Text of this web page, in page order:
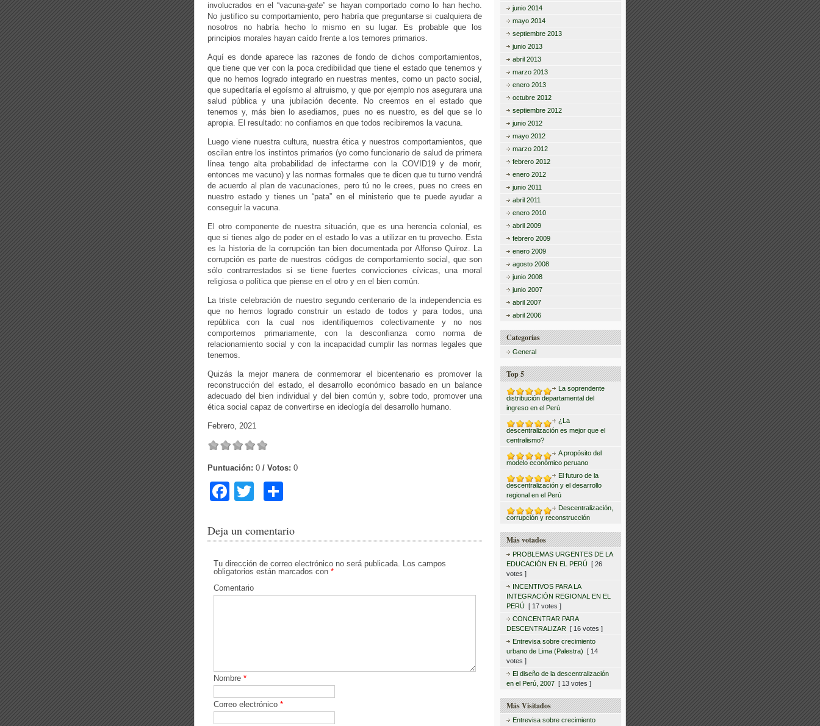
involucrados en el “vacuna-gate” se hayan comportado como lo han hecho.
No justifico su comportamiento, pero habría que preguntarse si cualquiera de
nosotros no habría hecho lo mismo en su lugar. Es probable que los
principios morales hayan caído frente a los temores primarios.
Aquí es donde aparece las razones de fondo de dichos comportamientos,
que tiene que ver con la poca credibilidad que tiene el estado que tenemos y
que no hemos logrado integrarlo en nuestras mentes, como un pacto social,
que supeditaría el egoísmo al altruismo, y que por ejemplo nos asegurara una
salud pública y una jubilación decente. No creemos en el estado que
tenemos y, más bien lo asediamos, pues no es nuestro, es del que se lo
apropia. El resultado: no confiamos en que todos recibiremos la vacuna.
Luego viene nuestra cultura, nuestra ética y nuestros comportamientos, que
oscilan entre los instintos primarios (yo como funcionario de salud de primera
línea tengo alta probabilidad de infectarme con la COVID19 y de morir,
entonces me vacuno) y las normas formales que te dicen que tu turno vendrá
de acuerdo al plan de vacunaciones, pero tú no le crees, pues no crees en
nuestro estado y tienes un “pata” en el ministerio que te puede ayudar a
conseguir la vacuna.
El otro componente de nuestra situación, que es una herencia colonial, es
que si tienes algo de poder en el estado lo vas a utilizar en tu provecho. Esta
es la historia de la corrupción tan bien documentada por Alfonso Quiroz. La
corrupción es parte de nuestros códigos de comportamiento social, que son
sólo contrarrestados si se tiene fuertes convicciones cívicas, una moral
religiosa o política que piense en el otro y en el bien común.
La triste celebración de nuestro segundo centenario de la independencia es
que no hemos logrado construir un estado de todos y para todos, una
república con la cual nos identifiquemos colectivamente y no nos
comportemos primariamente, con la desconfianza como norma de
relacionamiento social y con la incapacidad cumplir las normas legales que
tenemos.
Quizás la mejor manera de conmemorar el bicentenario es promover la
reconstrucción del estado, el desarrollo económico basado en un balance
adecuado del bien individual y del bien común y, sobre todo, promover una
ética social capaz de convertirse en ideología del desarrollo humano.
Febrero, 2021
Puntuación: 0 / Votos: 0
F
c
b
o
tt
m
ar
Deja un comentario
Tu dirección de correo electrónico no será publicada. Los campos
obligatorios están marcados con *
Comentario
Nombre *
Correo electrónico *
junio 2014
mayo 2014
septiembre 2013
junio 2013
abril 2013
marzo 2013
enero 2013
octubre 2012
septiembre 2012
junio 2012
mayo 2012
marzo 2012
febrero 2012
enero 2012
junio 2011
abril 2011
enero 2010
abril 2009
febrero 2009
enero 2009
agosto 2008
junio 2008
junio 2007
abril 2007
abril 2006
Categorías
General
Top 5
La soprendente
distribución departamental del
ingreso en el Perú
¿La
descentralización es mejor que el
centralismo?
A propósito del
modelo económico peruano
El futuro de la
descentralización y el desarrollo
regional en el Perú
Descentralización,
corrupción y reconstrucción
Más votados
PROBLEMAS URGENTES DE LA
EDUCACIÓN EN EL PERÚ [ 26
votes ]
INCENTIVOS PARA LA
INTEGRACIÓN REGIONAL EN EL
PERÚ [ 17 votes ]
CONCENTRAR PARA
DESCENTRALIZAR [ 16 votes ]
Entrevisa sobre crecimiento
urbano de Lima (Palestra) [ 14
votes ]
El diseño de la descentralización
en el Perú, 2007 [ 13 votes ]
Más Visitados
Entrevisa sobre crecimiento